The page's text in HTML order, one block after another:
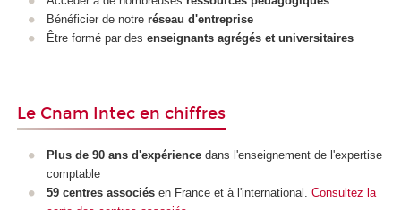
Bénéficier de notre réseau d'entreprise
Être formé par des enseignants agrégés et universitaires
Le Cnam Intec en chiffres
Plus de 90 ans d'expériencedans l'enseignement de l'expertise
comptable
59 centres associésen France et à l'international. Consultez la